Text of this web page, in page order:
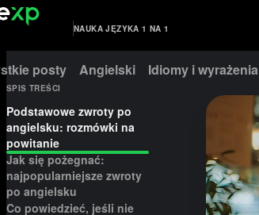
NAUKA JĘZYKA 1 NA 1
posty Angielski Idiomy i wyrażenia
SPIS TREŚCI
Podstawowe zwroty po
angielsku: rozmówki na
powitanie
Jak się pożegnać:
najpopularniejsze zwroty
po angielsku
Co powiedzieć, jeśli nie